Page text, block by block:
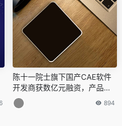
陈十一院士旗下国产CAE软件
开发商获数亿元融资，产品技
术已有应用成果
894